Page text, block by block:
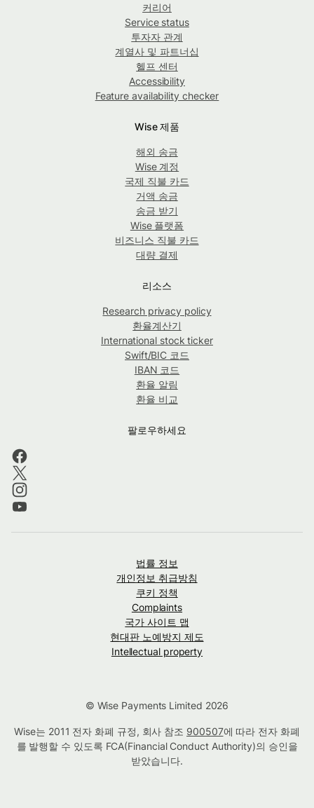
커리어
Service status
투자자 관계
계열사 및 파트너십
헬프 센터
Accessibility
Feature availability checker
Wise 제품
해외 송금
Wise 계정
국제 직불 카드
거액 송금
송금 받기
Wise 플랫폼
비즈니스 직불 카드
대량 결제
리소스
Research privacy policy
환율계산기
International stock ticker
Swift/BIC 코드
IBAN 코드
환율 알림
환율 비교
팔로우하세요
법률 정보
개인정보 취급방침
쿠키 정책
Complaints
국가 사이트 맵
현대판 노예방지 제도
Intellectual property
© Wise Payments Limited 2026
Wise는 2011 전자 화폐 규정, 회사 참조 900507에 따라 전자 화폐
를 발행할 수 있도록 FCA(Financial Conduct Authority)의 승인을
받았습니다.